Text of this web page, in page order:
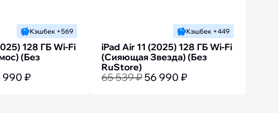
Кэшбек +569
128 ГБ Wi-Fi
(Без
990 ₽
Кэшбек +449
iPad Air 11 (2025) 128 ГБ Wi-Fi
(Сияющая Звезда) (Без
RuStore)
65 539 ₽ 56 990 ₽